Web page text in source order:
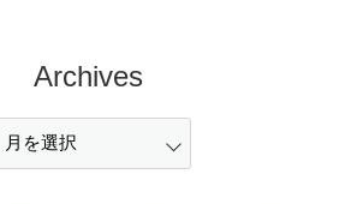
Archives